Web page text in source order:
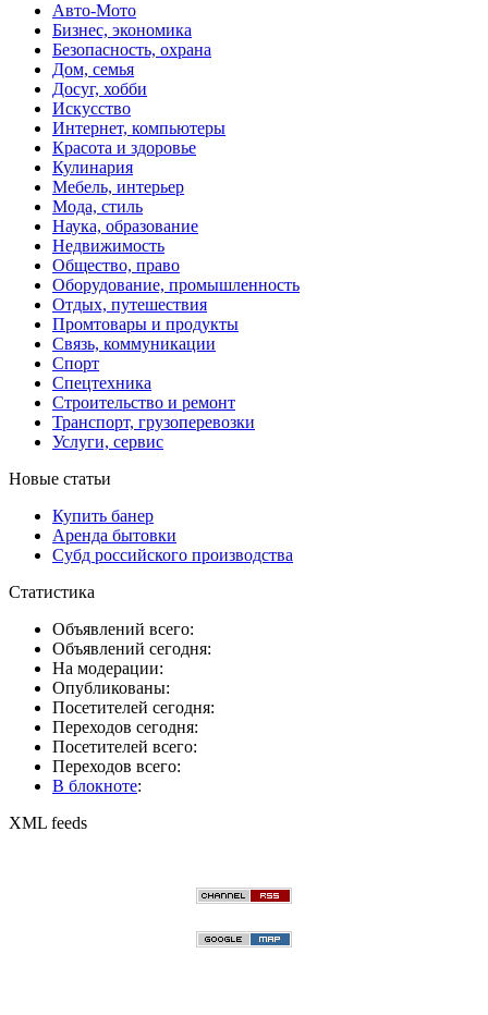
Авто-Мото
Бизнес, экономика
Безопасность, охрана
Дом, семья
Досуг, хобби
Искусство
Интернет, компьютеры
Красота и здоровье
Кулинария
Мебель, интерьер
Мода, стиль
Наука, образование
Недвижимость
Общество, право
Оборудование, промышленность
Отдых, путешествия
Промтовары и продукты
Связь, коммуникации
Спорт
Спецтехника
Строительство и ремонт
Транспорт, грузоперевозки
Услуги, сервис
Новые статьи
Купить банер
Аренда бытовки
Субд российского производства
Статистика
Объявлений всего:
Объявлений сегодня:
На модерации:
Опубликованы:
Посетителей сегодня:
Переходов сегодня:
Посетителей всего:
Переходов всего:
В блокноте:
XML feeds